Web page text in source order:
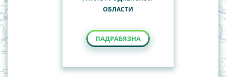
ОБЛАСТИ
ПАДРАБЯЗНА